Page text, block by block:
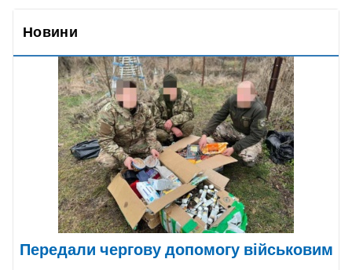
Новини
Передали чергову допомогу військовим